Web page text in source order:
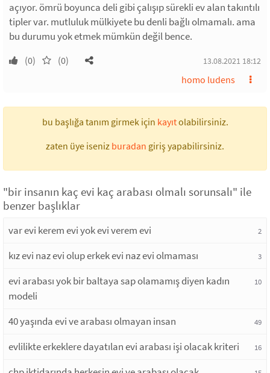
açıyor. ömrü boyunca deli gibi çalışıp sürekli ev alan takıntılı
tipler var. mutluluk mülkiyete bu denli bağlı olmamalı. ama
bu durumu yok etmek mümkün değil bence.
(0) (0) 13.08.2021 18:12
homo ludens
bu başlığa tanım girmek için kayıtolabilirsiniz.
zaten üye iseniz buradan giriş yapabilirsiniz.
"bir insanın kaç evi kaç arabası olmalı sorunsalı" ile
benzer başlıklar
var evi kerem evi yok evi verem evi 2
kız evi naz evi olup erkek evi naz evi olmaması 3
evi arabası yok bir baltaya sap olamamış diyen kadın
modeli
10
40 yaşında evi ve arabası olmayan insan 49
evlilikte erkeklere dayatılan evi arabası işi olacak kriteri 16